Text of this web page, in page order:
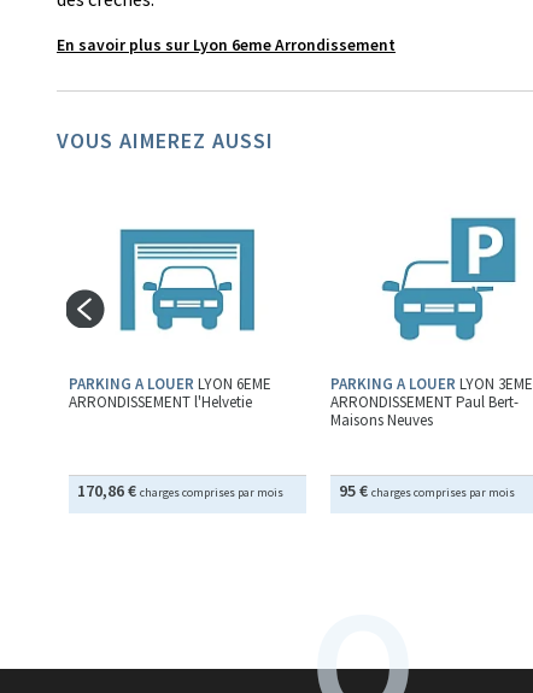
En savoir plus sur Lyon 6eme Arrondissement
VOUS AIMEREZ AUSSI
PARKING A LOUER LYON 6EME
ARRONDISSEMENT l'Helvetie
170,86 € charges comprises par mois
PARKING A LOUER LYON 3EME
ARRONDISSEMENT Paul Bert-
Maisons Neuves
95 € charges comprises par mois